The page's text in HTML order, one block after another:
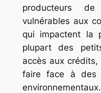
producteurs
vulnérables aux
qui impactent la
plupart des
accès aux
faire face à des